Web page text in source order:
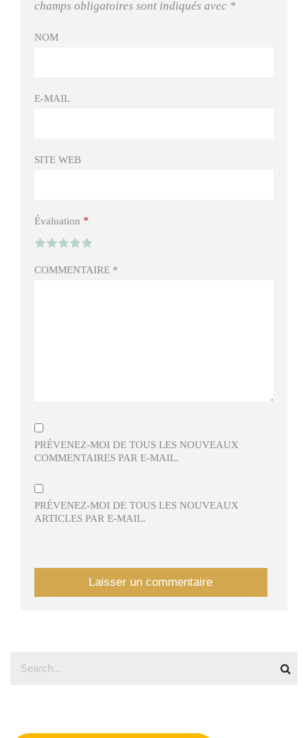
champs obligatoires sont indiqués avec *
NOM
E-MAIL
SITE WEB
Évaluation *
COMMENTAIRE *
PRÉVENEZ-MOI DE TOUS LES NOUVEAUX
COMMENTAIRES PAR E-MAIL.
PRÉVENEZ-MOI DE TOUS LES NOUVEAUX
ARTICLES PAR E-MAIL.